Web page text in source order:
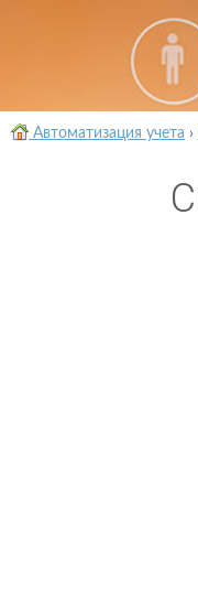
Автоматизация учета ›